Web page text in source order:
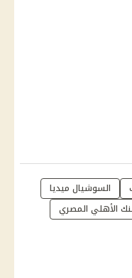
السوشيال ميديا
الأهلي المصري